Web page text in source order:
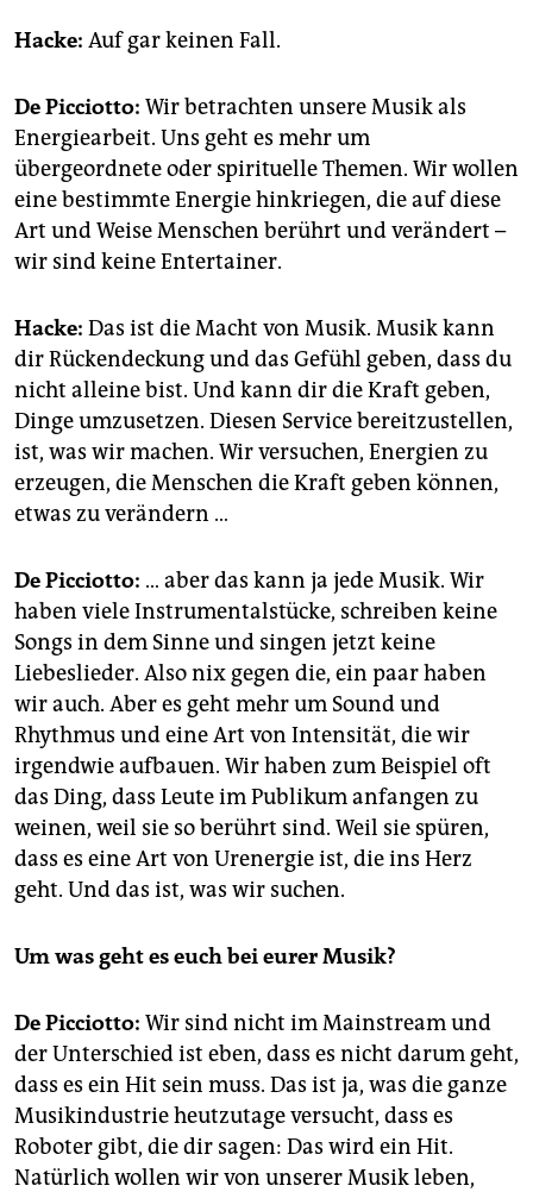
Hacke: Auf gar keinen Fall.
De Picciotto: Wir betrachten unsere Musik als
Energiearbeit. Uns geht es mehr um
übergeordnete oder spirituelle Themen. Wir wollen
eine bestimmte Energie hinkriegen, die auf diese
Art und Weise Menschen berührt und verändert –
wir sind keine Entertainer.
Hacke: Das ist die Macht von Musik. Musik kann
dir Rückendeckung und das Gefühl geben, dass du
nicht alleine bist. Und kann dir die Kraft geben,
Dinge umzusetzen. Diesen Service bereitzustellen,
ist, was wir machen. Wir versuchen, Energien zu
erzeugen, die Menschen die Kraft geben können,
etwas zu verändern …
De Picciotto: … aber das kann ja jede Musik. Wir
haben viele Instrumentalstücke, schreiben keine
Songs in dem Sinne und singen jetzt keine
Liebeslieder. Also nix gegen die, ein paar haben
wir auch. Aber es geht mehr um Sound und
Rhythmus und eine Art von Intensität, die wir
irgendwie aufbauen. Wir haben zum Beispiel oft
das Ding, dass Leute im Publikum anfangen zu
weinen, weil sie so berührt sind. Weil sie spüren,
dass es eine Art von Urenergie ist, die ins Herz
geht. Und das ist, was wir suchen.
Um was geht es euch bei eurer Musik?
De Picciotto: Wir sind nicht im Mainstream und
der Unterschied ist eben, dass es nicht darum geht,
dass es ein Hit sein muss. Das ist ja, was die ganze
Musikindustrie heutzutage versucht, dass es
Roboter gibt, die dir sagen: Das wird ein Hit.
Natürlich wollen wir von unserer Musik leben,